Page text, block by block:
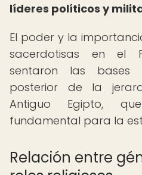
líderes políticos y
El poder y la
sacerdotisas en el
sentaron las bases
posterior de la
Antiguo Egipto,
fundamental para la
Relación entre